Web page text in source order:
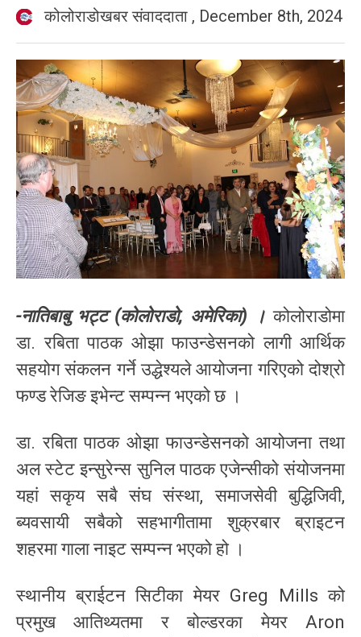
कोलोराडोखबर संवाददाता , December 8th, 2024
-नातिबाबु भट्ट (कोलोराडो, अमेरिका) । कोलोराडोमा
डा. रबिता पाठक ओझा फाउन्डेसनको लागी आर्थिक
सहयोग संकलन गर्ने उद्धेश्यले आयोजना गरिएको दोश्रो
फण्ड रेजिङ इभेन्ट सम्पन्न भएको छ ।
डा. रबिता पाठक ओझा फाउन्डेसनको आयोजना तथा
अल स्टेट इन्सुरेन्स सुनिल पाठक एजेन्सीको संयोजनमा
यहां सकृय सबै संघ संस्था, समाजसेवी बुद्धिजिवी,
ब्यवसायी सबैको सहभागीतामा शुक्रबार ब्राइटन
शहरमा गाला नाइट सम्पन्न भएको हो ।
स्थानीय ब्राईटन सिटीका मेयर Greg Mills को
प्रमुख आतिथ्यतमा र बोल्डरका मेयर Aron